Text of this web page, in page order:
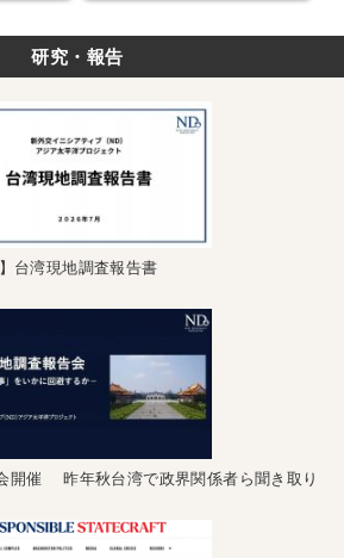
研究・報告
台湾現地調査報告書
開催 昨年秋台湾で政界関係者ら聞き取り